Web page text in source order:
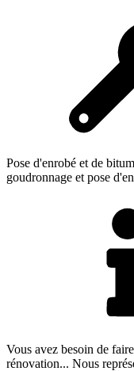
Pose d'enrobé et de
goudronnage et pose
Vous avez besoin de
rénovation... Nous